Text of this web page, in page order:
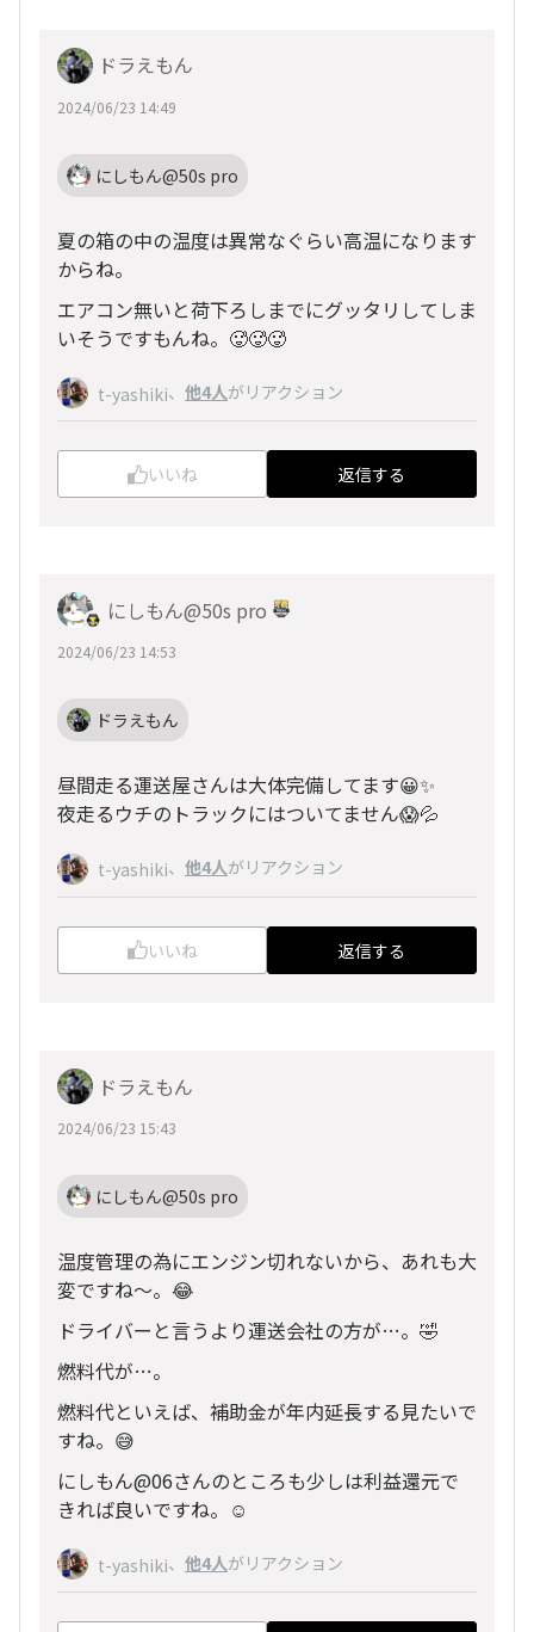
ドラえもん
2024/06/23 14:49
にしもん@50s pro
夏の箱の中の温度は異常なぐらい高温になります
からね。
エアコン無いと荷下ろしまでにグッタリしてしま
いそうですもんね。🥵🥵🥵
t-yashiki、 他4人がリアクション
いいね 返信する
にしもん@50s pro
2024/06/23 14:53
ドラえもん
昼間走る運送屋さんは大体完備してます😀✨
夜走るウチのトラックにはついてません😱💦
t-yashiki、 他4人がリアクション
いいね 返信する
ドラえもん
2024/06/23 15:43
にしもん@50s pro
温度管理の為にエンジン切れないから、あれも大
変ですね～。😂
ドライバーと言うより運送会社の方が…。🤣
燃料代が…。
燃料代といえば、補助金が年内延長する見たいで
すね。😅
にしもん@06さんのところも少しは利益還元で
きれば良いですね。☺️
t-yashiki、 他4人がリアクション